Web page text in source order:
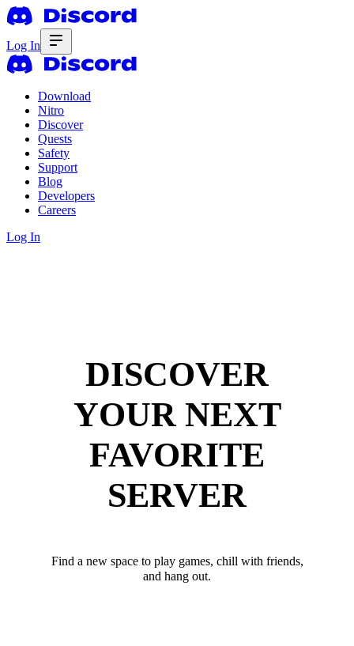
Log In
Download
Nitro
Discover
Quests
Safety
Support
Blog
Developers
Careers
Log In
DISCOVER
YOUR NEXT
FAVORITE
SERVER
Find a new space to play games, chill with friends,
and hang out.